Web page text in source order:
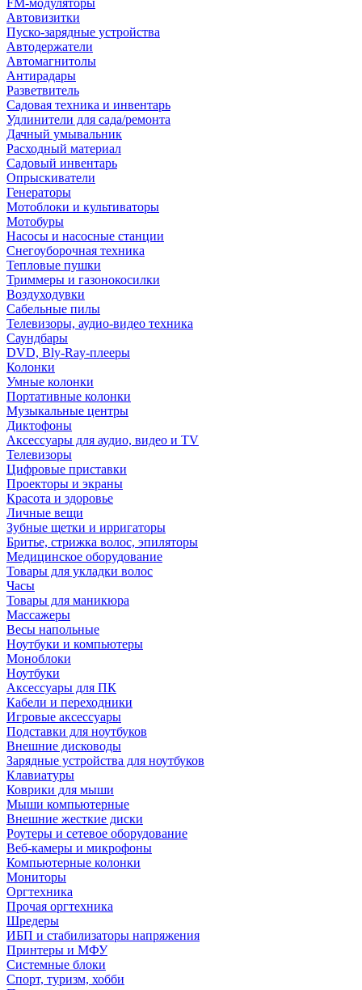
FM-модуляторы
Автовизитки
Пуско-зарядные устройства
Автодержатели
Автомагнитолы
Антирадары
Разветвитель
Садовая техника и инвентарь
Удлинители для сада/ремонта
Дачный умывальник
Расходный материал
Садовый инвентарь
Опрыскиватели
Генераторы
Мотоблоки и культиваторы
Мотобуры
Насосы и насосные станции
Снегоуборочная техника
Тепловые пушки
Триммеры и газонокосилки
Воздуходувки
Сабельные пилы
Телевизоры, аудио-видео техника
Саундбары
DVD, Bly-Ray-плееры
Колонки
Умные колонки
Портативные колонки
Музыкальные центры
Диктофоны
Аксессуары для аудио, видео и TV
Телевизоры
Цифровые приставки
Проекторы и экраны
Красота и здоровье
Личные вещи
Зубные щетки и ирригаторы
Бритье, стрижка волос, эпиляторы
Медицинское оборудование
Товары для укладки волос
Часы
Товары для маникюра
Массажеры
Весы напольные
Ноутбуки и компьютеры
Моноблоки
Ноутбуки
Аксессуары для ПК
Кабели и переходники
Игровые аксессуары
Подставки для ноутбуков
Внешние дисководы
Зарядные устройства для ноутбуков
Клавиатуры
Коврики для мыши
Мыши компьютерные
Внешние жесткие диски
Роутеры и сетевое оборудование
Веб-камеры и микрофоны
Компьютерные колонки
Мониторы
Оргтехника
Прочая оргтехника
Шредеры
ИБП и стабилизаторы напряжения
Принтеры и МФУ
Системные блоки
Спорт, туризм, хобби